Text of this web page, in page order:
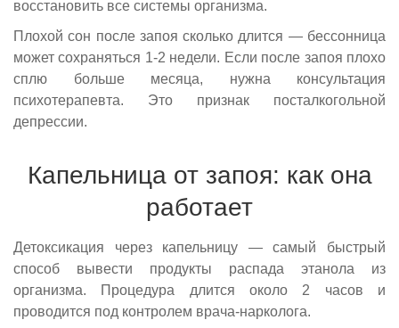
восстановить все системы организма.
Плохой сон после запоя сколько длится — бессонница
может сохраняться 1-2 недели. Если после запоя плохо
сплю больше месяца, нужна консультация
психотерапевта. Это признак посталкогольной
депрессии.
Капельница от запоя: как она
работает
Детоксикация через капельницу — самый быстрый
способ вывести продукты распада этанола из
организма. Процедура длится около 2 часов и
проводится под контролем врача-нарколога.